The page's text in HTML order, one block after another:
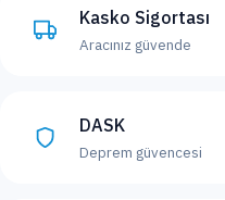
Kasko Sigortası
Aracınız güvende
DASK
Deprem güvencesi